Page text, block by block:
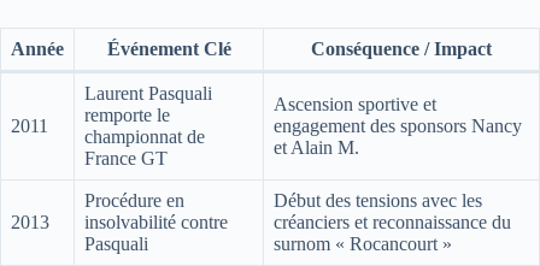
Année Événement Clé Conséquence / Impact
2011
Laurent Pasquali
remporte le
championnat de
France GT
Ascension sportive et
engagement des sponsors Nancy
et Alain M.
2013
Procédure en
insolvabilité contre
Pasquali
Début des tensions avec les
créanciers et reconnaissance du
surnom « Rocancourt »